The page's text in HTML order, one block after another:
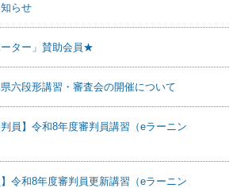
らせ
ター」賛助会員★
六段形講習・審査会の開催について
員】令和8年度審判員講習（eラーニン
令和8年度審判員更新講習（eラーニン